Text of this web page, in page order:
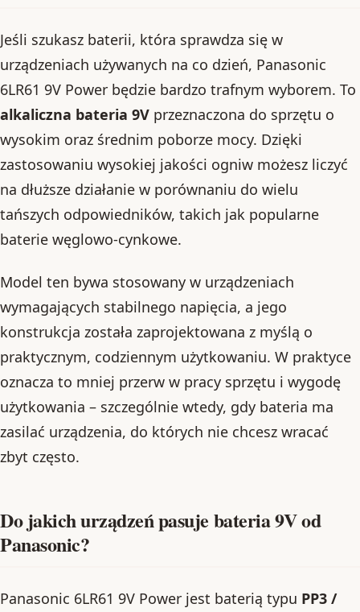
Jeśli szukasz baterii, która sprawdza się w
urządzeniach używanych na co dzień, Panasonic
6LR61 9V Power będzie bardzo trafnym wyborem. To
alkaliczna bateria 9V przeznaczona do sprzętu o
wysokim oraz średnim poborze mocy. Dzięki
zastosowaniu wysokiej jakości ogniw możesz liczyć
na dłuższe działanie w porównaniu do wielu
tańszych odpowiedników, takich jak popularne
baterie węglowo-cynkowe.
Model ten bywa stosowany w urządzeniach
wymagających stabilnego napięcia, a jego
konstrukcja została zaprojektowana z myślą o
praktycznym, codziennym użytkowaniu. W praktyce
oznacza to mniej przerw w pracy sprzętu i wygodę
użytkowania – szczególnie wtedy, gdy bateria ma
zasilać urządzenia, do których nie chcesz wracać
zbyt często.
Do jakich urządzeń pasuje bateria 9V od
Panasonic?
Panasonic 6LR61 9V Power jest baterią typu PP3 /